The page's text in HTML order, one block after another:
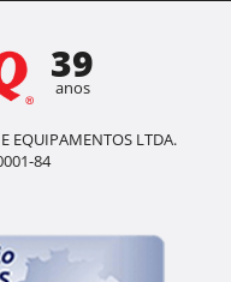
39
anos
EQUIPAMENTOS LTDA.
84